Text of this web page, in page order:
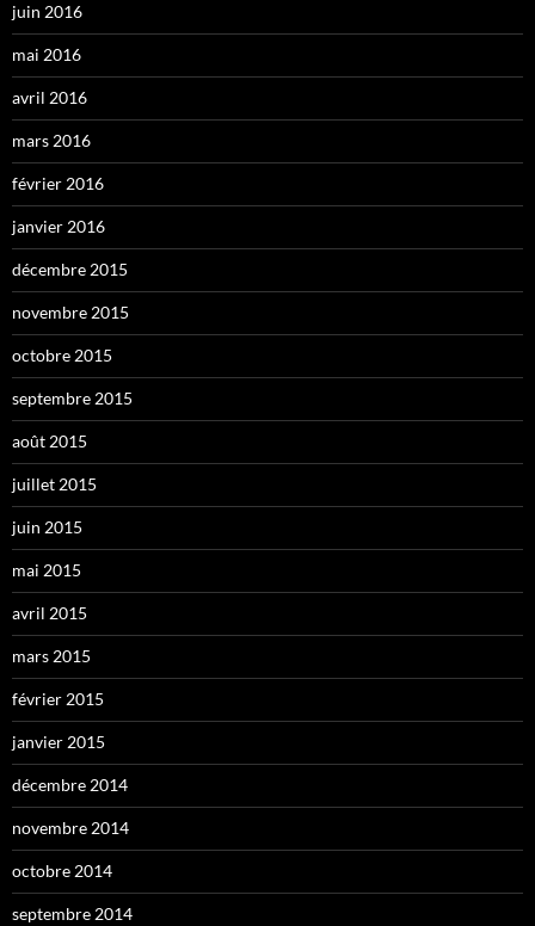
juin 2016
mai 2016
avril 2016
mars 2016
février 2016
janvier 2016
décembre 2015
novembre 2015
octobre 2015
septembre 2015
août 2015
juillet 2015
juin 2015
mai 2015
avril 2015
mars 2015
février 2015
janvier 2015
décembre 2014
novembre 2014
octobre 2014
septembre 2014